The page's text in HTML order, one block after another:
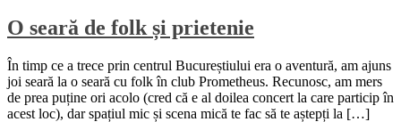
O seară de folk și prietenie
În timp ce a trece prin centrul Bucureștiului era o aventură, am ajuns
joi seară la o seară cu folk în club Prometheus. Recunosc, am mers
de prea puține ori acolo (cred că e al doilea concert la care particip în
acest loc), dar spațiul mic și scena mică te fac să te aștepți la […]